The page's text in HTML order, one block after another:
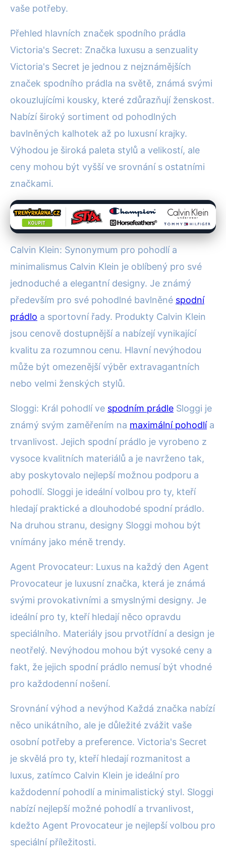
vaše potřeby.
Přehled hlavních značek spodního prádla
Victoria's Secret: Značka luxusu a senzuality
Victoria's Secret je jednou z nejznámějších
značek spodního prádla na světě, známá svými
okouzlujícími kousky, které zdůrazňují ženskost.
Nabízí široký sortiment od pohodlných
bavlněných kalhotek až po luxusní krajky.
Výhodou je široká paleta stylů a velikostí, ale
ceny mohou být vyšší ve srovnání s ostatními
značkami.
Calvin Klein: Synonymum pro pohodlí a
minimalismus Calvin Klein je oblíbený pro své
jednoduché a elegantní designy. Je známý
především pro své pohodlné bavlněné spodní
prádlo a sportovní řady. Produkty Calvin Klein
jsou cenově dostupnější a nabízejí vynikající
kvalitu za rozumnou cenu. Hlavní nevýhodou
může být omezenější výběr extravagantních
nebo velmi ženských stylů.
Sloggi: Král pohodlí ve spodním prádle Sloggi je
známý svým zaměřením na maximální pohodlía
trvanlivost. Jejich spodní prádlo je vyrobeno z
vysoce kvalitních materiálů a je navrženo tak,
aby poskytovalo nejlepší možnou podporu a
pohodlí. Sloggi je ideální volbou pro ty, kteří
hledají praktické a dlouhodobé spodní prádlo.
Na druhou stranu, designy Sloggi mohou být
vnímány jako méně trendy.
Agent Provocateur: Luxus na každý den Agent
Provocateur je luxusní značka, která je známá
svými provokativními a smyslnými designy. Je
ideální pro ty, kteří hledají něco opravdu
speciálního. Materiály jsou prvotřídní a design je
neotřelý. Nevýhodou mohou být vysoké ceny a
fakt, že jejich spodní prádlo nemusí být vhodné
pro každodenní nošení.
Srovnání výhod a nevýhod Každá značka nabízí
něco unikátního, ale je důležité zvážit vaše
osobní potřeby a preference. Victoria's Secret
je skvělá pro ty, kteří hledají rozmanitost a
luxus, zatímco Calvin Klein je ideální pro
každodenní pohodlí a minimalistický styl. Sloggi
nabízí nejlepší možné pohodlí a trvanlivost,
kdežto Agent Provocateur je nejlepší volbou pro
speciální příležitosti.